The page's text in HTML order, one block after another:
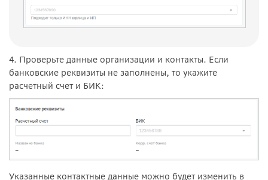
4. Проверьте данные организации и контакты. Если
банковские реквизиты не заполнены, то укажите
расчетный счет и БИК:
Указанные контактные данные можно будет изменить в